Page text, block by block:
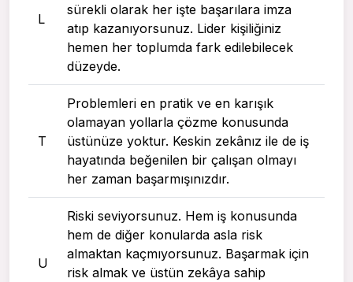
L
sürekli olarak her işte başarılara imza
atıp kazanıyorsunuz. Lider kişiliğiniz
hemen her toplumda fark edilebilecek
düzeyde.
T
Problemleri en pratik ve en karışık
olamayan yollarla çözme konusunda
üstünüze yoktur. Keskin zekânız ile de iş
hayatında beğenilen bir çalışan olmayı
her zaman başarmışınızdır.
U
Riski seviyorsunuz. Hem iş konusunda
hem de diğer konularda asla risk
almaktan kaçmıyorsunuz. Başarmak için
risk almak ve üstün zekâya sahip